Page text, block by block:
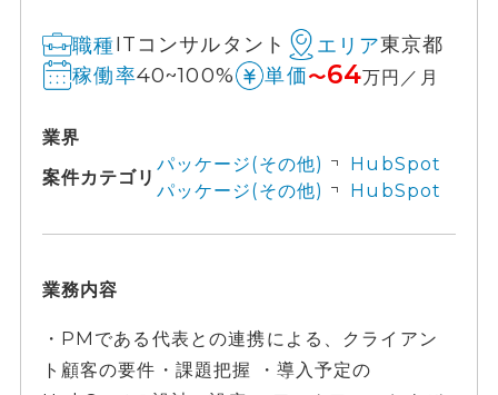
職種ITコンサルタント エリア東京都
稼働率40~100% 単価〜64万円／月
業界
案件カテゴリ
パッケージ(その他)
HubSpot
パッケージ(その他)
HubSpot
業務内容
・PMである代表との連携による、クライアン
ト顧客の要件・課題把握 ・導入予定の